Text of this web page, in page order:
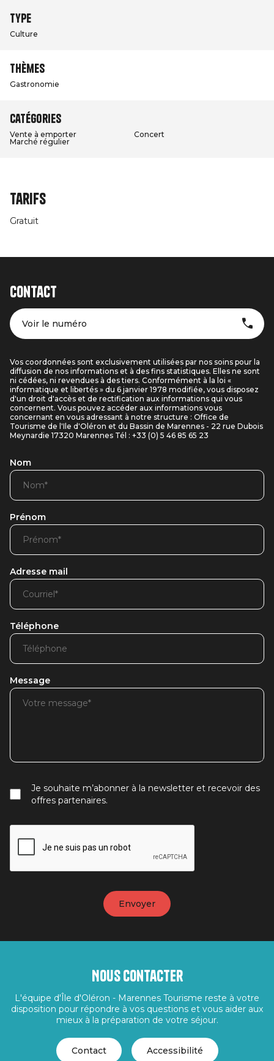
Type
Culture
Thèmes
Gastronomie
Catégories
Vente à emporter
Concert
Marché régulier
Tarifs
Gratuit
Contact
Voir le numéro
Vos coordonnées sont exclusivement utilisées par nos soins pour la
diffusion de nos informations et à des fins statistiques. Elles ne sont
ni cédées, ni revendues à des tiers. Conformément à la loi «
informatique et libertés » du 6 janvier 1978 modifiée, vous disposez
d'un droit d'accès et de rectification aux informations qui vous
concernent. Vous pouvez accéder aux informations vous
concernant en vous adressant à notre structure : Office de
Tourisme de l'Ile d'Oléron et du Bassin de Marennes - 22 rue Dubois
Meynardie 17320 Marennes Tél : +33 (0) 5 46 85 65 23
Nom
Prénom
Adresse mail
Téléphone
Message
Je souhaite m’abonner à la newsletter et recevoir des
offres partenaires.
Nous contacter
L'équipe d'Île d'Oléron - Marennes Tourisme reste à votre
disposition pour répondre à vos questions et vous aider aux
mieux à la préparation de votre séjour.
Contact Accessibilité